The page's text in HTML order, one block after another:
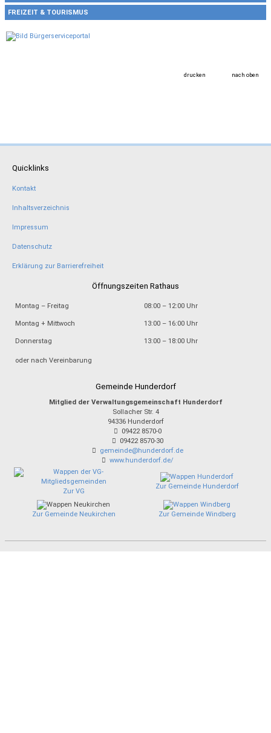
FREIZEIT & TOURISMUS
drucken nach oben
Quicklinks
Kontakt
Inhaltsverzeichnis
Impressum
Datenschutz
Erklärung zur Barrierefreiheit
Öffnungszeiten Rathaus
Montag – Freitag 08:00 – 12:00 Uhr
Montag + Mittwoch 13:00 – 16:00 Uhr
Donnerstag 13:00 – 18:00 Uhr
oder nach Vereinbarung
Gemeinde Hunderdorf
Mitglied der Verwaltungsgemeinschaft Hunderdorf
Sollacher Str. 4
94336 Hunderdorf
09422 8570-0
09422 8570-30
gemeinde@hunderdorf.de
www.hunderdorf.de/
Zur VG
Zur Gemeinde Hunderdorf
Zur Gemeinde Neukirchen Zur Gemeinde Windberg